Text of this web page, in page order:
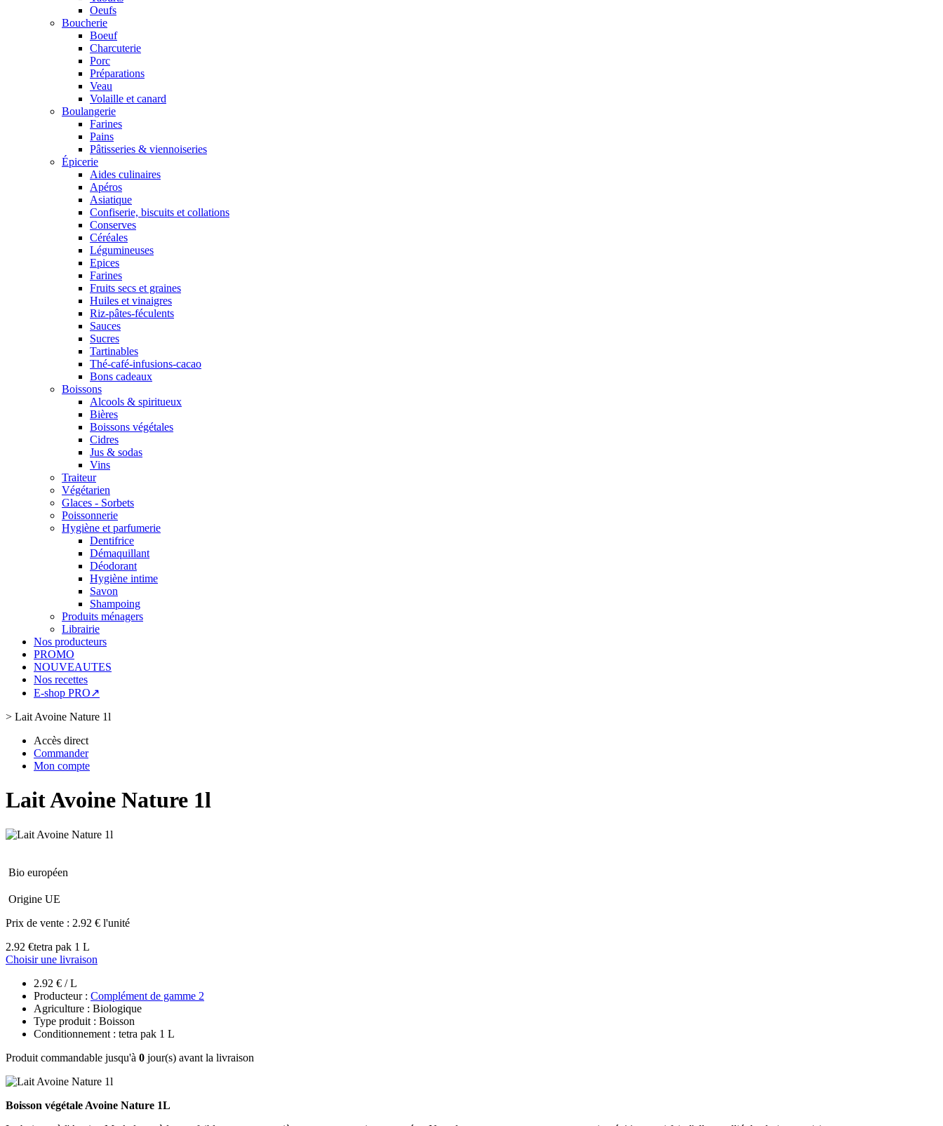
Oeufs
Boucherie
Boeuf
Charcuterie
Porc
Préparations
Veau
Volaille et canard
Boulangerie
Farines
Pains
Pâtisseries & viennoiseries
Épicerie
Aides culinaires
Apéros
Asiatique
Confiserie, biscuits et collations
Conserves
Céréales
Légumineuses
Epices
Farines
Fruits secs et graines
Huiles et vinaigres
Riz-pâtes-féculents
Sauces
Sucres
Tartinables
Thé-café-infusions-cacao
Bons cadeaux
Boissons
Alcools & spiritueux
Bières
Boissons végétales
Cidres
Jus & sodas
Vins
Traiteur
Végétarien
Glaces - Sorbets
Poissonnerie
Hygiène et parfumerie
Dentifrice
Démaquillant
Déodorant
Hygiène intime
Savon
Shampoing
Produits ménagers
Librairie
Nos producteurs
PROMO
NOUVEAUTES
Nos recettes
E-shop PRO↗
> Lait Avoine Nature 1l
Accès direct
Commander
Mon compte
Lait Avoine Nature 1l
Bio européen
Origine UE
Prix de vente : 2.92 € l'unité
2.92 €tetra pak 1 L
Choisir une livraison
2.92 € / L
Producteur : Complément de gamme 2
Agriculture : Biologique
Type produit : Boisson
Conditionnement : tetra pak 1 L
Produit commandable jusqu'à 0 jour(s) avant la livraison
Boisson végétale Avoine Nature 1L